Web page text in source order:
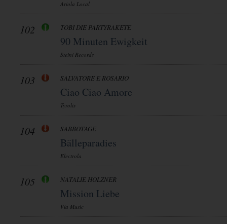
Ariola Local
102 TOBI DIE PARTYRAKETE
90 Minuten Ewigkeit
Steini Records
103 SALVATORE E ROSARIO
Ciao Ciao Amore
Tyrolis
104 SABBOTAGE
Bälleparadies
Electrola
105 NATALIE HOLZNER
Mission Liebe
Via Music